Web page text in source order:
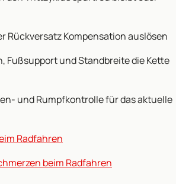
Rückversatz Kompensation auslösen
Fußsupport und Standbreite die Kette
und Rumpfkontrolle für das aktuelle
Radfahren
beim Radfahren